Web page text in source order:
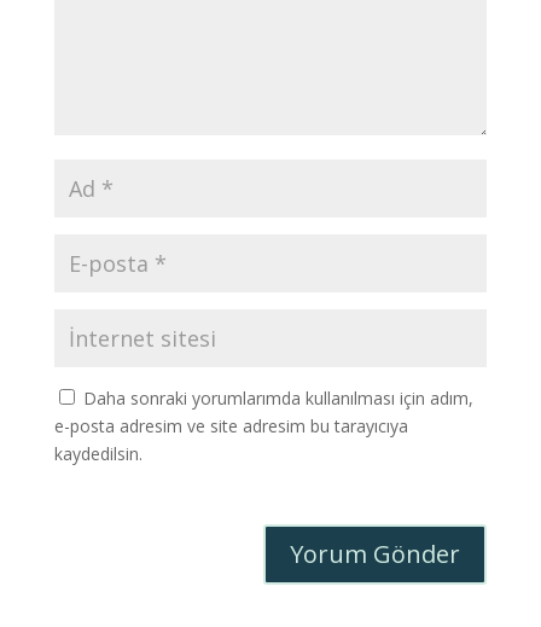
Daha sonraki yorumlarımda kullanılması için adım,
e-posta adresim ve site adresim bu tarayıcıya
kaydedilsin.